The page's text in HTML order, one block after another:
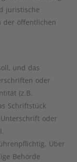
juristische
der öffentlichen
und das
oder
(z.B.
Schriftstück
oder
Über
Behörde